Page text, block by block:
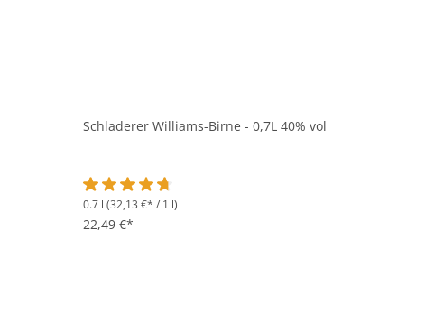
Schladerer Williams-Birne - 0,7L 40% vol
Durchschnittliche Bewertung von 4.8 von 5 Sternen
0.7 l (32,13 €* / 1 l)
22,49 €*